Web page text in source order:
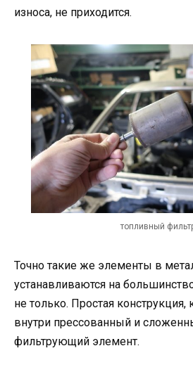
износа, не приходится.
топливный
Точно такие же элементы в
устанавливаются на
не только. Простая конструкция,
внутри прессованный и
фильтрующий элемент.